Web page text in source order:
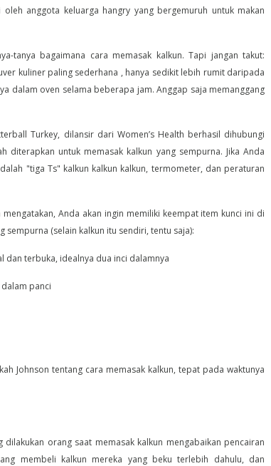
anggota keluarga hangry yang bergemuruh untuk makan
tanya bagaimana cara memasak kalkun. Tapi jangan takut:
kuliner paling sederhana , hanya sedikit lebih rumit daripada
dalam oven selama beberapa jam. Anggap saja memanggang
Turkey, dilansir dari Women’s Health berhasil dihubungi
diterapkan untuk memasak kalkun yang sempurna. Jika Anda
"tiga Ts" kalkun kalkun kalkun, termometer, dan peraturan
mengatakan, Anda akan ingin memiliki keempat item kunci ini di
sempurna (selain kalkun itu sendiri, tentu saja):
dan terbuka, idealnya dua inci dalamnya
panci
Johnson tentang cara memasak kalkun, tepat pada waktunya
dilakukan orang saat memasak kalkun mengabaikan pencairan
membeli kalkun mereka yang beku terlebih dahulu, dan